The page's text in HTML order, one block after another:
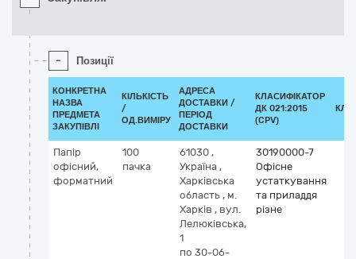
- Позиції
КОНКРЕТНА
НАЗВА
ПРЕДМЕТА
ЗАКУПІВЛІ
КІЛЬКІСТЬ
/
ОД.ВИМІРУ
АДРЕСА
ДОСТАВКИ /
ПЕРІОД
ДОСТАВКИ
КЛАСИФІКАТОР
ДК 021:2015
(CPV)
Папір
офісний,
форматний
100
пачка
61030 ,
Україна ,
Харківська
область , м.
Харків , вул.
Лелюківська,
1
по 30-06-
30190000-7
Офісне
устаткування
та приладдя
різне